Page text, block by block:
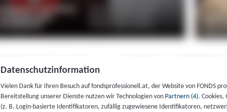
Datenschutzinformation
Vielen Dank für Ihren Besuch auf fondsprofessionell.at, der Website von FONDS
Bereitstellung unserer Dienste nutzen wir Technologien von Partnern (4).
(z. B. Login-basierte Identifikatoren, zufällig zugewiesene Identifikatoren,